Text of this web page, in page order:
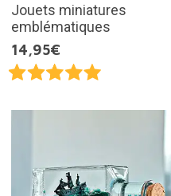
Jouets miniatures
emblématiques
14,95€